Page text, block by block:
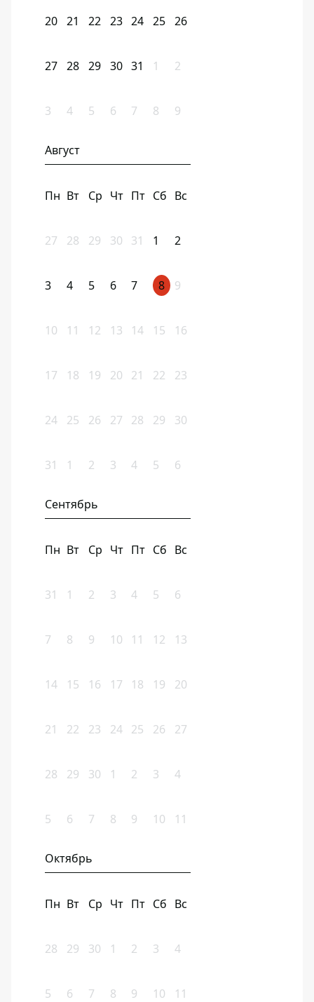
20 21 22 23 24 25 26
27 28 29 30 31 1 2
3 4 5 6 7 8 9
Август
Пн Вт Ср Чт Пт Сб Вс
27 28 29 30 31 1 2
3 4 5 6 7 8 9
10 11 12 13 14 15 16
17 18 19 20 21 22 23
24 25 26 27 28 29 30
31 1 2 3 4 5 6
Сентябрь
Пн Вт Ср Чт Пт Сб Вс
31 1 2 3 4 5 6
7 8 9 10 11 12 13
14 15 16 17 18 19 20
21 22 23 24 25 26 27
28 29 30 1 2 3 4
5 6 7 8 9 10 11
Октябрь
Пн Вт Ср Чт Пт Сб Вс
28 29 30 1 2 3 4
5 6 7 8 9 10 11